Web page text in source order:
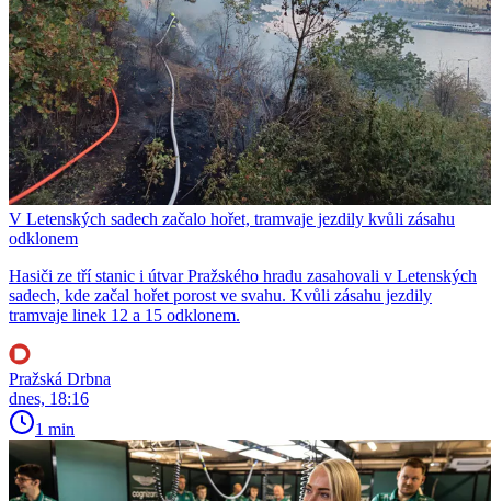
V Letenských sadech začalo hořet, tramvaje jezdily kvůli zásahu
odklonem
Hasiči ze tří stanic i útvar Pražského hradu zasahovali v Letenských
sadech, kde začal hořet porost ve svahu. Kvůli zásahu jezdily
tramvaje linek 12 a 15 odklonem.
Pražská Drbna
dnes, 18:16
1 min